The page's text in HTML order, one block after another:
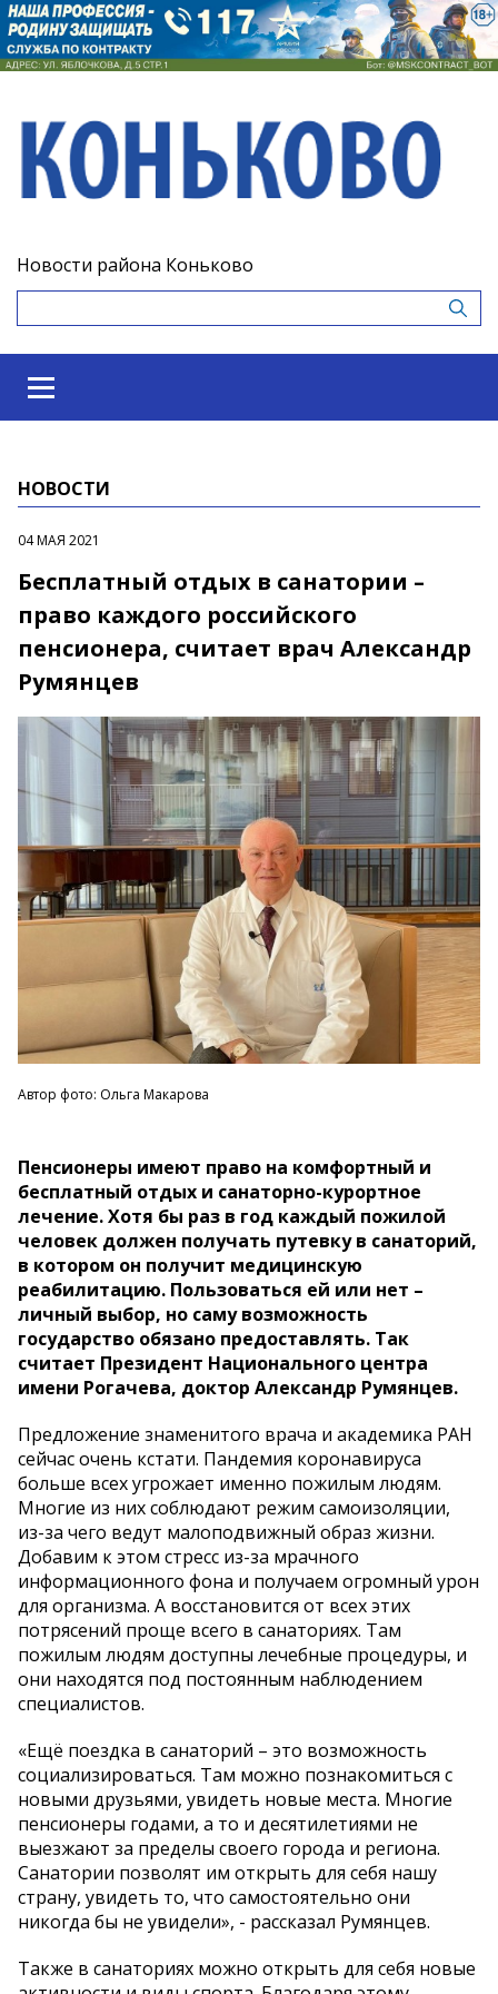
Новости района Коньково
НОВОСТИ
04 МАЯ 2021
Бесплатный отдых в санатории –
право каждого российского
пенсионера, считает врач Александр
Румянцев
Автор фото: Ольга Макарова
Пенсионеры имеют право на комфортный и
бесплатный отдых и санаторно-курортное
лечение. Хотя бы раз в год каждый пожилой
человек должен получать путевку в санаторий,
в котором он получит медицинскую
реабилитацию. Пользоваться ей или нет –
личный выбор, но саму возможность
государство обязано предоставлять. Так
считает Президент Национального центра
имени Рогачева, доктор Александр Румянцев.
Предложение знаменитого врача и академика РАН
сейчас очень кстати. Пандемия коронавируса
больше всех угрожает именно пожилым людям.
Многие из них соблюдают режим самоизоляции,
из-за чего ведут малоподвижный образ жизни.
Добавим к этом стресс из-за мрачного
информационного фона и получаем огромный урон
для организма. А восстановится от всех этих
потрясений проще всего в санаториях. Там
пожилым людям доступны лечебные процедуры, и
они находятся под постоянным наблюдением
специалистов.
«Ещё поездка в санаторий – это возможность
социализироваться. Там можно познакомиться с
новыми друзьями, увидеть новые места. Многие
пенсионеры годами, а то и десятилетиями не
выезжают за пределы своего города и региона.
Санатории позволят им открыть для себя нашу
страну, увидеть то, что самостоятельно они
никогда бы не увидели», - рассказал Румянцев.
Также в санаториях можно открыть для себя новые